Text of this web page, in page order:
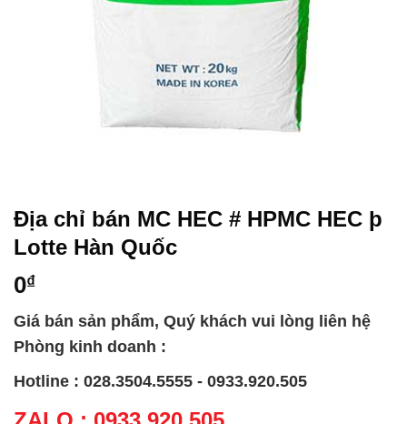
Địa chỉ bán MC HEC # HPMC HEC þ
Lotte Hàn Quốc
0₫
Giá bán sản phẩm, Quý khách vui lòng liên hệ
Phòng kinh doanh :
Hotline : 028.3504.5555 - 0933.920.505